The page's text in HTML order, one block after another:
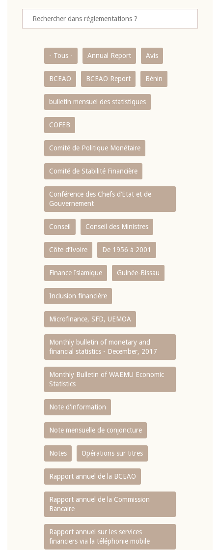
- Tous - Annual Report Avis
BCEAO BCEAO Report Bénin
bulletin mensuel des statistiques
COFEB
Comité de Politique Monétaire
Comité de Stabilité Financière
Conférence des Chefs d’Etat et de
Gouvernement
Conseil Conseil des Ministres
Côte d’Ivoire De 1956 à 2001
Finance Islamique Guinée-Bissau
Inclusion financière
Microfinance, SFD, UEMOA
Monthly bulletin of monetary and
financial statistics - December, 2017
Monthly Bulletin of WAEMU Economic
Statistics
Note d'information
Note mensuelle de conjoncture
Notes Opérations sur titres
Rapport annuel de la BCEAO
Rapport annuel de la Commission
Bancaire
Rapport annuel sur les services
financiers via la téléphonie mobile